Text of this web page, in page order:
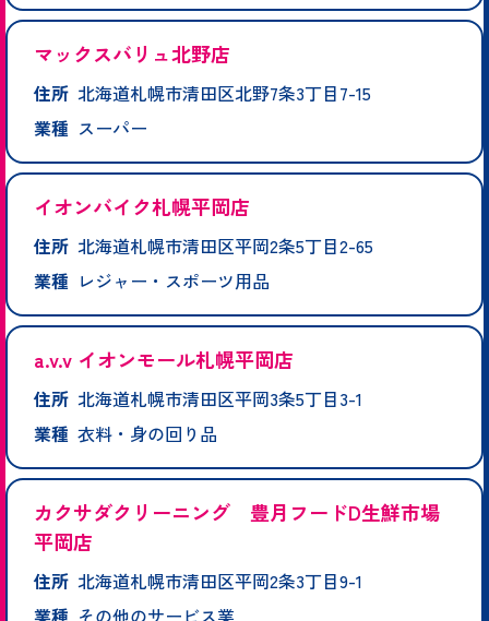
マックスバリュ北野店
住所 北海道札幌市清田区北野7条3丁目7-15
業種 スーパー
イオンバイク札幌平岡店
住所 北海道札幌市清田区平岡2条5丁目2-65
業種 レジャー・スポーツ用品
a.v.v イオンモール札幌平岡店
住所 北海道札幌市清田区平岡3条5丁目3-1
業種 衣料・身の回り品
カクサダクリーニング 豊月フードD生鮮市場
平岡店
住所 北海道札幌市清田区平岡2条3丁目9-1
業種 その他のサービス業